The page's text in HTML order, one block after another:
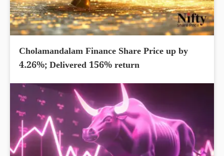
Cholamandalam Finance Share Price up by
4.26%; Delivered 156% return